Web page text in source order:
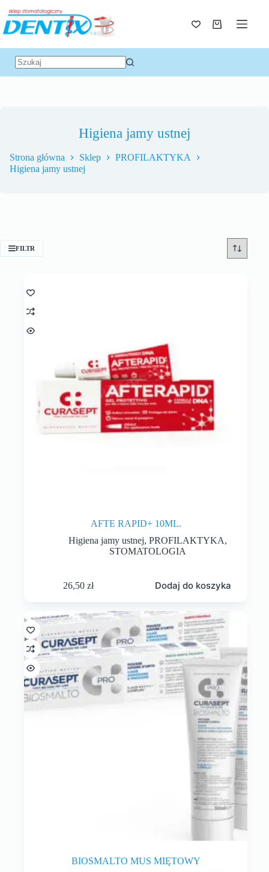
Higiena jamy ustnej
Strona główna Sklep
PROFILAKTYKA
Higiena jamy ustnej
FILTR
AFTE RAPID+ 10ML.
Higiena jamy ustnej,PROFILAKTYKA,
STOMATOLOGIA
26,50zł Dodaj do koszyka
BIOSMALTO MUS MIĘTOWY